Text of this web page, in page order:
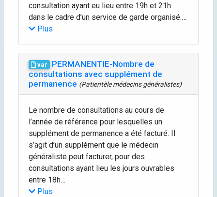
consultation ayant eu lieu entre 19h et 21h
dans le cadre d’un service de garde organisé.…
Plus
var
PERMANENTIE-Nombre de
consultations avec supplément de
permanence (Patientèle médecins généralistes)
Le nombre de consultations au cours de
l’année de référence pour lesquelles un
supplément de permanence a été facturé. Il
s’agit d’un supplément que le médecin
généraliste peut facturer, pour des
consultations ayant lieu les jours ouvrables
entre 18h…
Plus